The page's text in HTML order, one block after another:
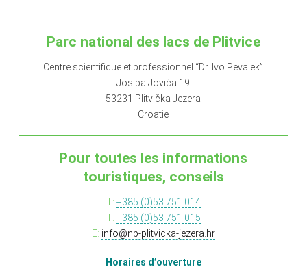
Parc national des lacs de Plitvice
Centre scientifique et professionnel “Dr. Ivo Pevalek”
Josipa Jovića 19
53231 Plitvička Jezera
Croatie
Pour toutes les informations
touristiques, conseils
T: +385 (0)53 751 014
T: +385 (0)53 751 015
E: info@np-plitvicka-jezera.hr
Horaires d’ouverture